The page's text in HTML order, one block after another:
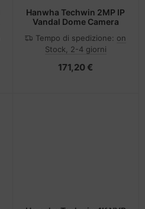
Hanwha Techwin 2MP IP
Vandal Dome Camera
Tempo di spedizione: on
Stock, 2-4 giorni
171,20 €